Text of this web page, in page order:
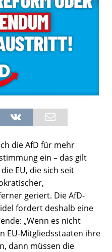
die AfD für mehr
ein – das gilt
EU, die sich seit
geriert. Die AfD-
fordert deshalb eine
„Wenn es nicht
EU-Mitgliedsstaaten ihre
dann müssen die